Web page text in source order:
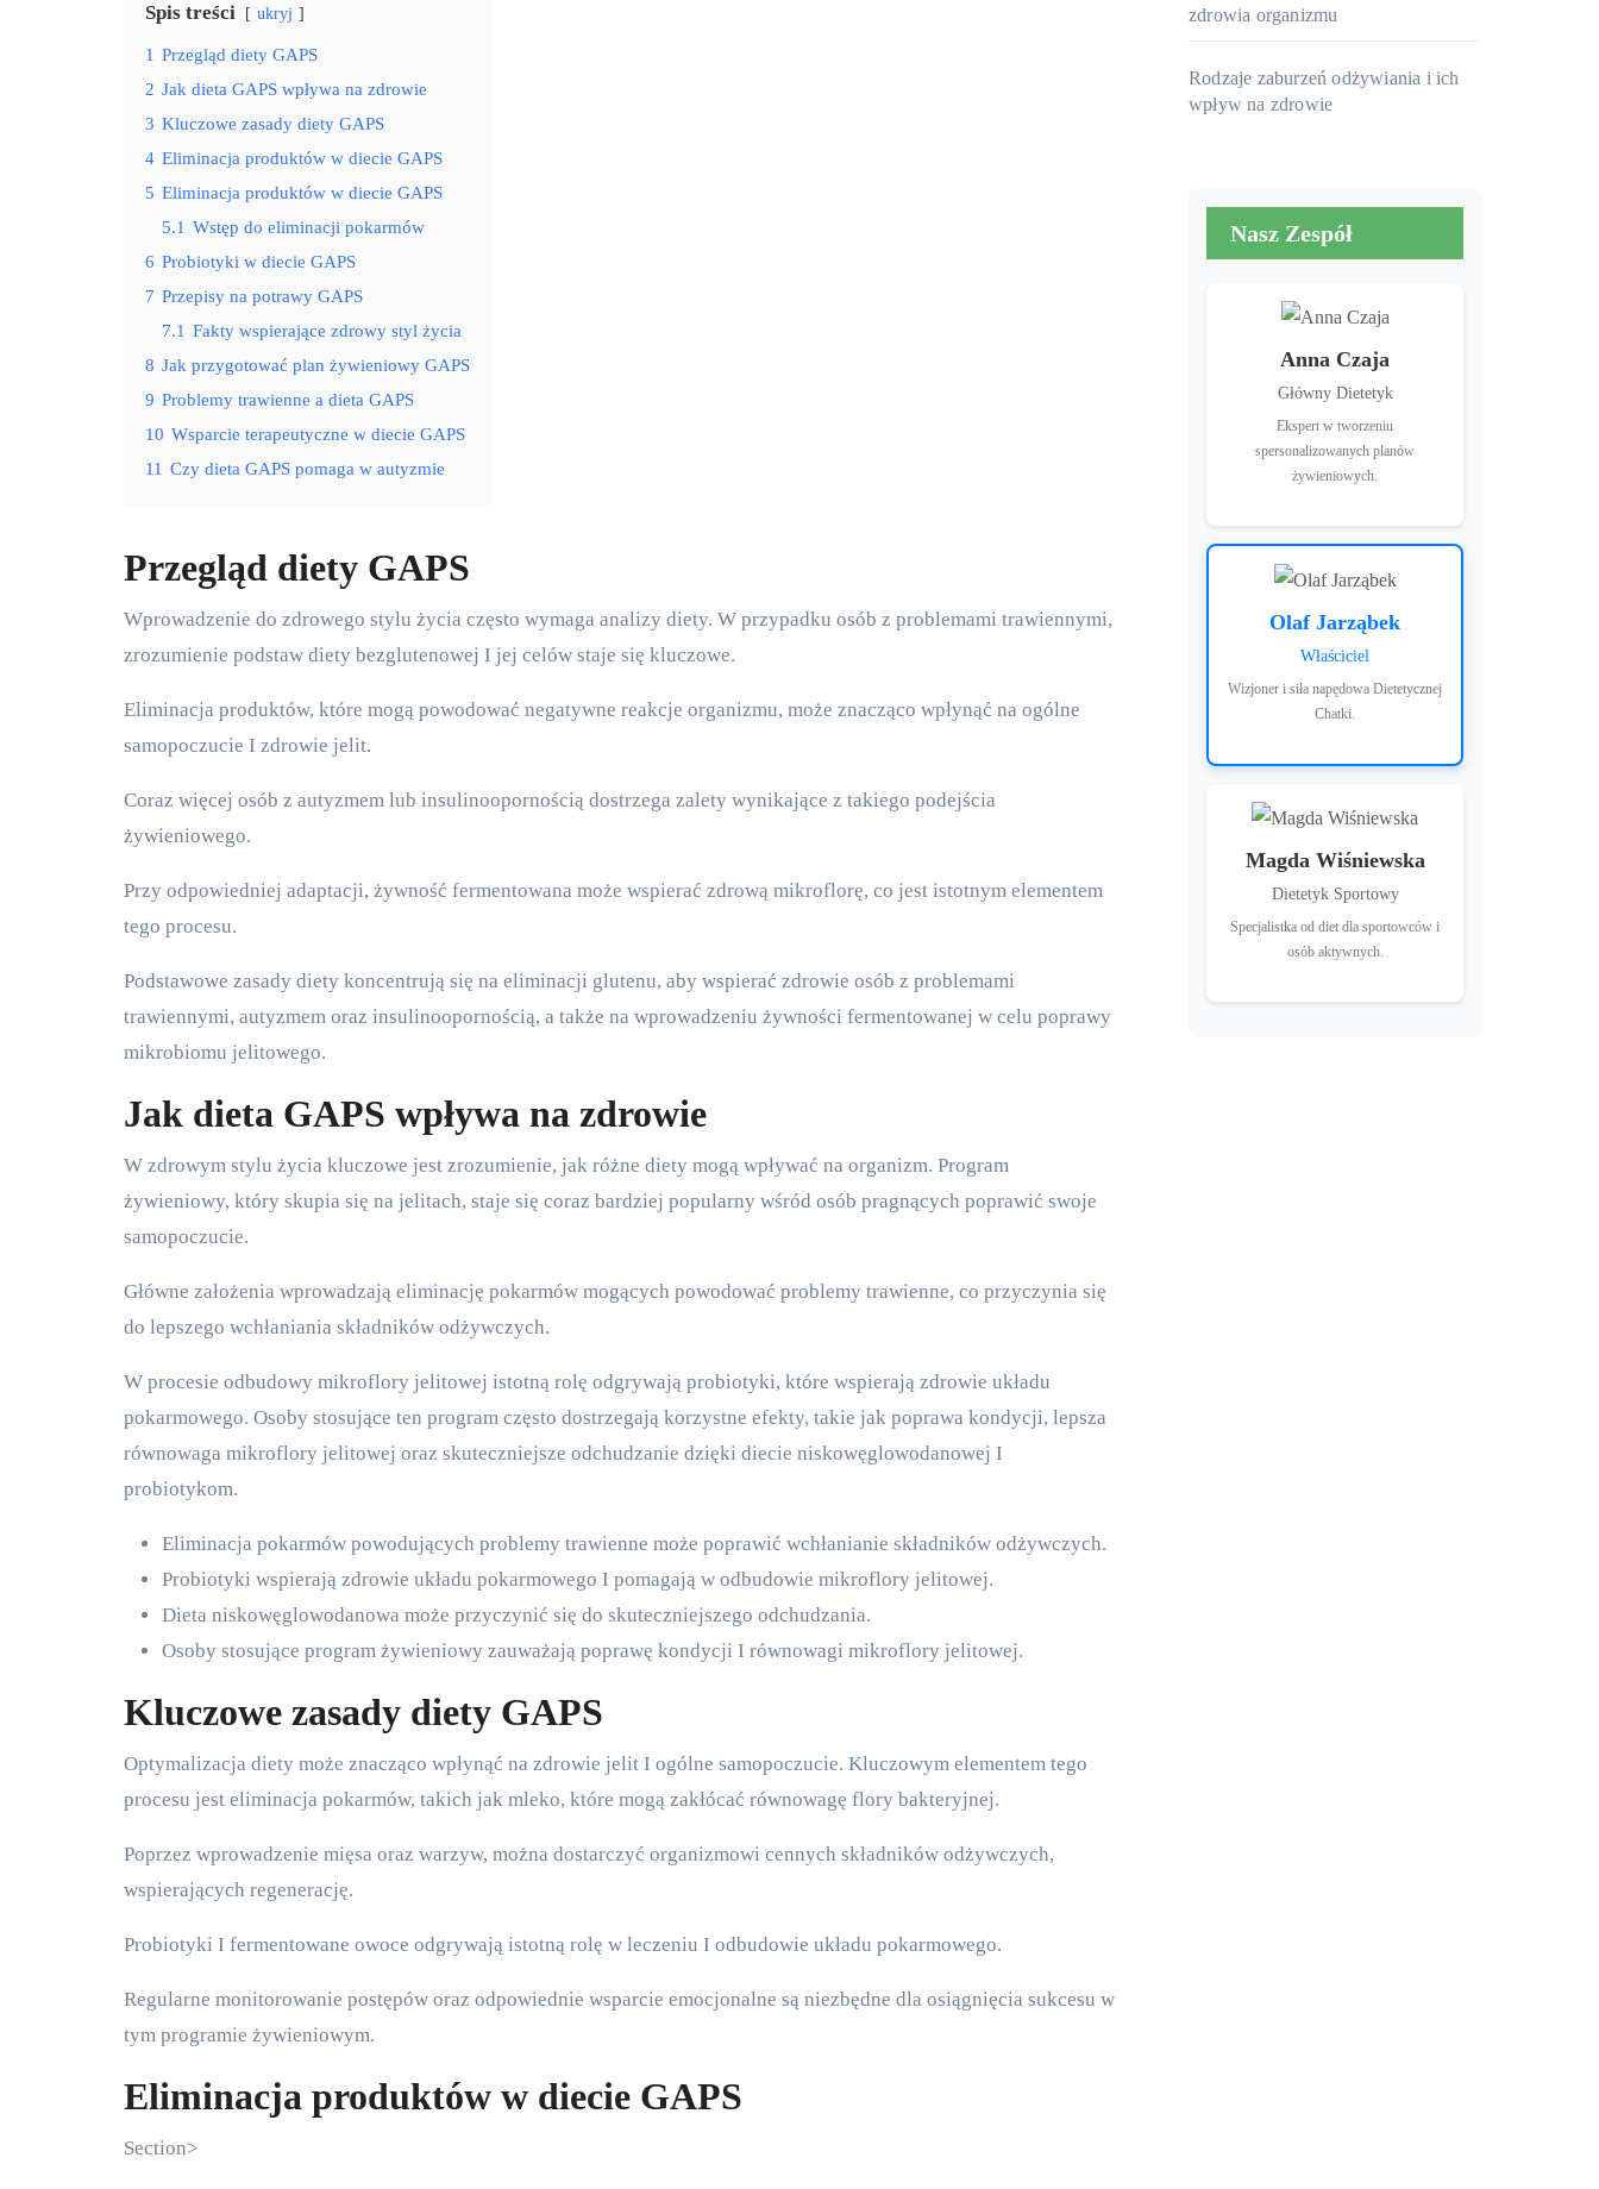
Spis treści ukryj
1 Przegląd diety GAPS
2 Jak dieta GAPS wpływa na zdrowie
3 Kluczowe zasady diety GAPS
4 Eliminacja produktów w diecie GAPS
5 Eliminacja produktów w diecie GAPS
5.1 Wstęp do eliminacji pokarmów
6 Probiotyki w diecie GAPS
7 Przepisy na potrawy GAPS
7.1 Fakty wspierające zdrowy styl życia
8 Jak przygotować plan żywieniowy GAPS
9 Problemy trawienne a dieta GAPS
10 Wsparcie terapeutyczne w diecie GAPS
11 Czy dieta GAPS pomaga w autyzmie
Przegląd diety GAPS
Wprowadzenie do zdrowego stylu życia często wymaga analizy diety. W przypadku osób z problemami trawiennymi,
zrozumienie podstaw diety bezglutenowej I jej celów staje się kluczowe.
Eliminacja produktów, które mogą powodować negatywne reakcje organizmu, może znacząco wpłynąć na ogólne
samopoczucie I zdrowie jelit.
Coraz więcej osób z autyzmem lub insulinoopornością dostrzega zalety wynikające z takiego podejścia
żywieniowego.
Przy odpowiedniej adaptacji, żywność fermentowana może wspierać zdrową mikroflorę, co jest istotnym elementem
tego procesu.
Podstawowe zasady diety koncentrują się na eliminacji glutenu, aby wspierać zdrowie osób z problemami
trawiennymi, autyzmem oraz insulinoopornością, a także na wprowadzeniu żywności fermentowanej w celu poprawy
mikrobiomu jelitowego.
Jak dieta GAPS wpływa na zdrowie
W zdrowym stylu życia kluczowe jest zrozumienie, jak różne diety mogą wpływać na organizm. Program
żywieniowy, który skupia się na jelitach, staje się coraz bardziej popularny wśród osób pragnących poprawić swoje
samopoczucie.
Główne założenia wprowadzają eliminację pokarmów mogących powodować problemy trawienne, co przyczynia się
do lepszego wchłaniania składników odżywczych.
W procesie odbudowy mikroflory jelitowej istotną rolę odgrywają probiotyki, które wspierają zdrowie układu
pokarmowego. Osoby stosujące ten program często dostrzegają korzystne efekty, takie jak poprawa kondycji, lepsza
równowaga mikroflory jelitowej oraz skuteczniejsze odchudzanie dzięki diecie niskowęglowodanowej I
probiotykom.
Eliminacja pokarmów powodujących problemy trawienne może poprawić wchłanianie składników odżywczych.
Probiotyki wspierają zdrowie układu pokarmowego I pomagają w odbudowie mikroflory jelitowej.
Dieta niskowęglowodanowa może przyczynić się do skuteczniejszego odchudzania.
Osoby stosujące program żywieniowy zauważają poprawę kondycji I równowagi mikroflory jelitowej.
Kluczowe zasady diety GAPS
Optymalizacja diety może znacząco wpłynąć na zdrowie jelit I ogólne samopoczucie. Kluczowym elementem tego
procesu jest eliminacja pokarmów, takich jak mleko, które mogą zakłócać równowagę flory bakteryjnej.
Poprzez wprowadzenie mięsa oraz warzyw, można dostarczyć organizmowi cennych składników odżywczych,
wspierających regenerację.
Probiotyki I fermentowane owoce odgrywają istotną rolę w leczeniu I odbudowie układu pokarmowego.
Regularne monitorowanie postępów oraz odpowiednie wsparcie emocjonalne są niezbędne dla osiągnięcia sukcesu w
tym programie żywieniowym.
Eliminacja produktów w diecie GAPS
Section>
zdrowia organizmu
Rodzaje zaburzeń odżywiania i ich
wpływ na zdrowie
Nasz Zespół
Anna Czaja
Główny Dietetyk
Ekspert w tworzeniu
spersonalizowanych planów
żywieniowych.
Olaf Jarząbek
Właściciel
Wizjoner i siła napędowa Dietetycznej
Chatki.
Magda Wiśniewska
Dietetyk Sportowy
Specjalistka od diet dla sportowców i
osób aktywnych.